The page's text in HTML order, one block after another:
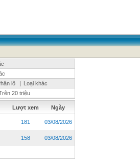
lô | Loại khác
20 triệu
Lượt xem Ngày
181 03/08/2026
158 03/08/2026